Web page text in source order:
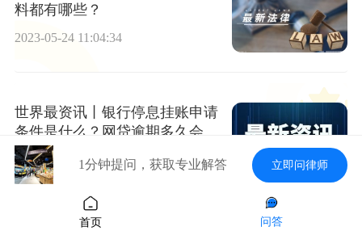
料都有哪些？
2023-05-24 11:04:34
世界最资讯丨银行停息挂账申请
条件是什么？网贷逾期多久会上
门催收？
2023-05-24 11:04:341分钟提问，获取专业解答 立即问律师
首页 问答